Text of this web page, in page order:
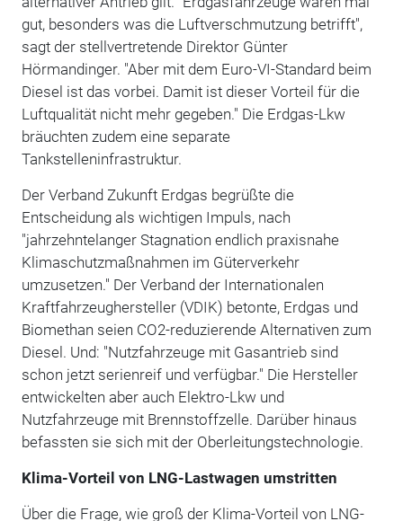
gut, besonders was die Luftverschmutzung betrifft",
sagt der stellvertretende Direktor Günter
Hörmandinger. "Aber mit dem Euro-VI-Standard beim
Diesel ist das vorbei. Damit ist dieser Vorteil für die
Luftqualität nicht mehr gegeben." Die Erdgas-Lkw
bräuchten zudem eine separate
Tankstelleninfrastruktur.
Der Verband Zukunft Erdgas begrüßte die
Entscheidung als wichtigen Impuls, nach
"jahrzehntelanger Stagnation endlich praxisnahe
Klimaschutzmaßnahmen im Güterverkehr
umzusetzen." Der Verband der Internationalen
Kraftfahrzeughersteller (VDIK) betonte, Erdgas und
Biomethan seien CO2-reduzierende Alternativen zum
Diesel. Und: "Nutzfahrzeuge mit Gasantrieb sind
schon jetzt serienreif und verfügbar." Die Hersteller
entwickelten aber auch Elektro-Lkw und
Nutzfahrzeuge mit Brennstoffzelle. Darüber hinaus
befassten sie sich mit der Oberleitungstechnologie.
Klima-Vorteil von LNG-Lastwagen umstritten
Über die Frage, wie groß der Klima-Vorteil von LNG-